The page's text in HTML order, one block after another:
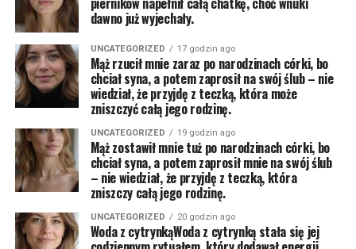
dawno już wyjechały.
UNCATEGORIZED 17 godzin ago
Mąż rzucił mnie zaraz po narodzinach córki, bo
chciał syna, a potem zaprosił na swój ślub – nie
wiedział, że przyjdę z teczką, która może
zniszczyć całą jego rodzinę.
UNCATEGORIZED 19 godzin ago
Mąż zostawił mnie tuż po narodzinach córki, bo
chciał syna, a potem zaprosił mnie na swój ślub
– nie wiedział, że przyjdę z teczką, która
zniszczy całą jego rodzinę.
UNCATEGORIZED 20 godzin ago
Woda z cytrynkąWoda z cytrynką stała się jej